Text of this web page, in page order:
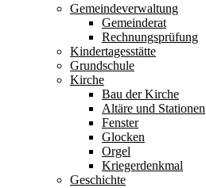
Gemeindeverwaltung
Gemeinderat
Rechnungsprüfung
Kindertagesstätte
Grundschule
Kirche
Bau der Kirche
Altäre und Stationen
Fenster
Glocken
Orgel
Kriegerdenkmal
Geschichte